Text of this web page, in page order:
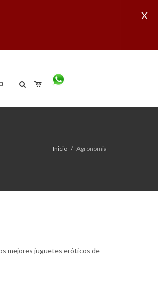
X
Inicio Agronomia
mejores juguetes eróticos de